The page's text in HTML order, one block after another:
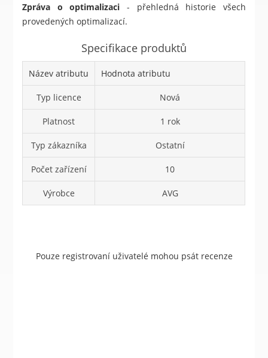
Zpráva o optimalizaci - přehledná historie všech
provedených optimalizací.
Specifikace produktů
Název atributu Hodnota atributu
Typ licence Nová
Platnost 1 rok
Typ zákazníka Ostatní
Počet zařízení 10
Výrobce AVG
Pouze registrovaní uživatelé mohou psát recenze